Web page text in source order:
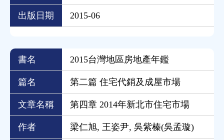
出版日期 2015-06
書名 2015台灣地區房地產年鑑
篇名 第二篇 住宅代銷及成屋市場
文章名稱 第四章 2014年新北市住宅市場
作者 梁仁旭, 王姿尹, 吳紫榛(吳孟璇)